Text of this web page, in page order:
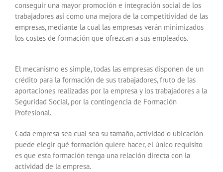
conseguir una mayor promoción e integración social de los
trabajadores así como una mejora de la competitividad de las
empresas, mediante la cual las empresas verán minimizados
los costes de formación que ofrezcan a sus empleados.
El mecanismo es simple, todas las empresas disponen de un
crédito para la formación de sus trabajadores, fruto de las
aportaciones realizadas por la empresa y los trabajadores a la
Seguridad Social, por la contingencia de Formación
Profesional.
Cada empresa sea cual sea su tamaño, actividad o ubicación
puede elegir qué formación quiere hacer, el único requisito
es que esta formación tenga una relación directa con la
actividad de la empresa.